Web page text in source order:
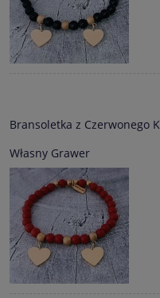
Bransoletka z Czerwonego
Własny Grawer